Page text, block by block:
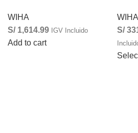
WIHA
S/1,614.99 IGV Incluido
Add to cart
WIHA
S/